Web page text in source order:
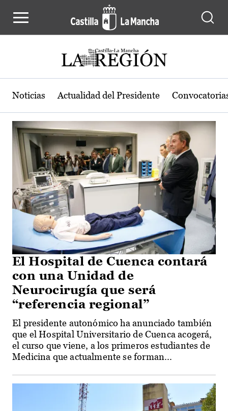
Actualidad de la región de Castilla-
Noticias Actualidad del Presidente
El Hospital de Cuenca contará
con una Unidad de
Neurocirugía que será
“referencia regional”
El presidente autonómico ha anunciado también
que el Hospital Universitario de Cuenca acogerá,
el curso que viene, a los primeros estudiantes de
Medicina que actualmente se forman...